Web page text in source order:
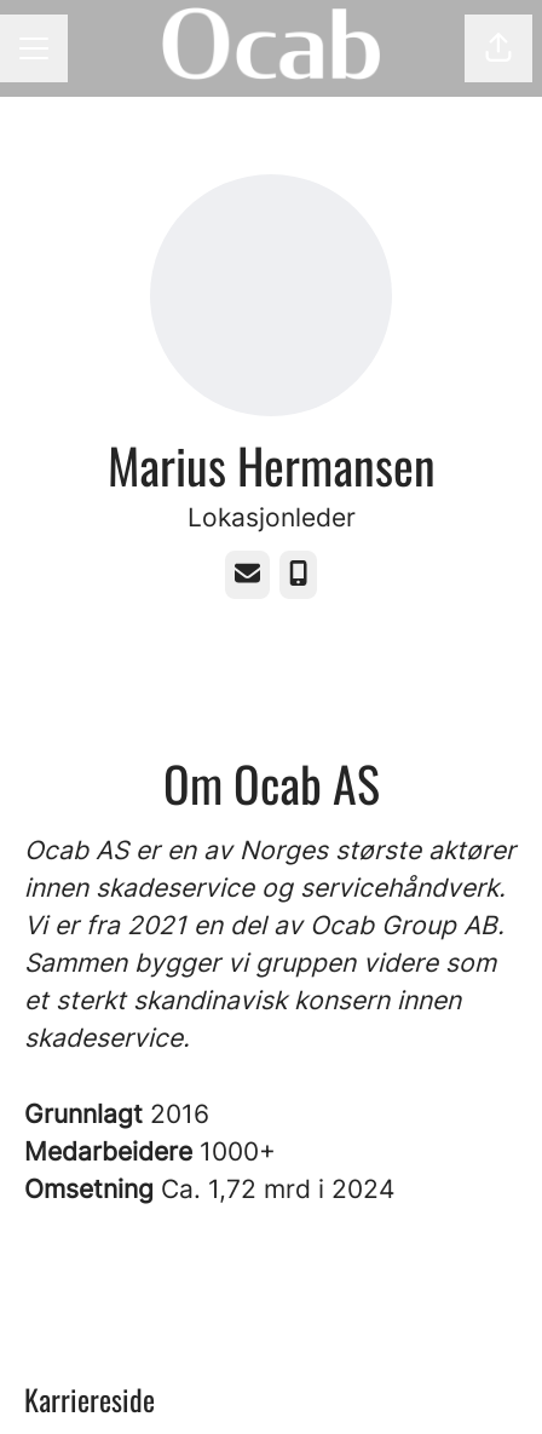
Marius Hermansen
Lokasjonleder
E-postTelefonnummer
Om Ocab AS
Ocab AS er en av Norges største aktører
innen skadeservice og servicehåndverk.
Vi er fra 2021 en del av Ocab Group AB.
Sammen bygger vi gruppen videre som
et sterkt skandinavisk konsern innen
skadeservice.
Grunnlagt 2016
Medarbeidere 1000+
Omsetning Ca. 1,72 mrd i 2024
Karriereside